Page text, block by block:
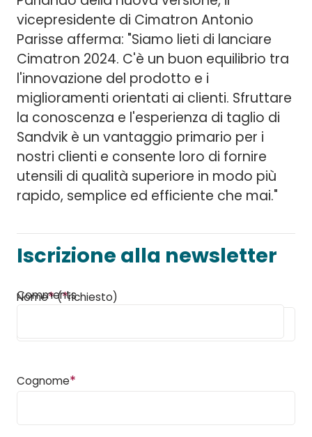
vicepresidente di Cimatron Antonio
Parisse afferma: "Siamo lieti di lanciare
Cimatron 2024. C'è un buon equilibrio tra
l'innovazione del prodotto e i
miglioramenti orientati ai clienti. Sfruttare
la conoscenza e l'esperienza di taglio di
Sandvik è un vantaggio primario per i
nostri clienti e consente loro di fornire
utensili di qualità superiore in modo più
rapido, semplice ed efficiente che mai."
Iscrizione alla newsletter
Comments
Nome*(*richiesto)
Cognome*